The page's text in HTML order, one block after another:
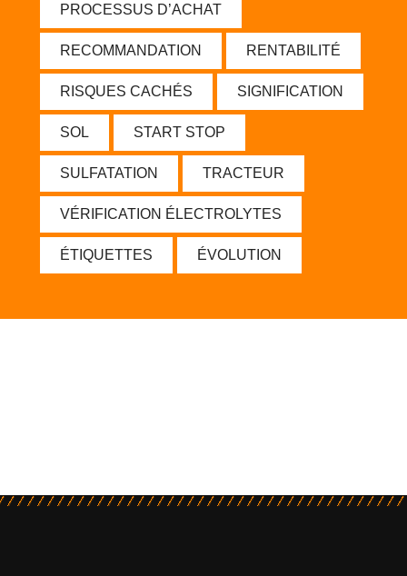
PROCESSUS D’ACHAT
RECOMMANDATION RENTABILITÉ
RISQUES CACHÉS SIGNIFICATION
SOL START STOP
SULFATATION TRACTEUR
VÉRIFICATION ÉLECTROLYTES
ÉTIQUETTES ÉVOLUTION